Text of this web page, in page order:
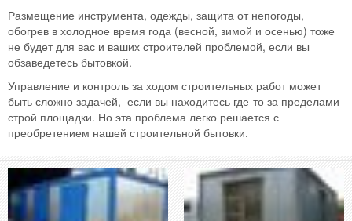
Размещение инструмента, одежды, защита от непогоды,
обогрев в холодное время года (весной, зимой и осенью) тоже
не будет для вас и ваших строителей проблемой, если вы
обзаведетесь бытовкой.
Управление и контроль за ходом строительных работ может
быть сложно задачей, если вы находитесь где-то за пределами
строй площадки. Но эта проблема легко решается с
преобретением нашей строительной бытовки.